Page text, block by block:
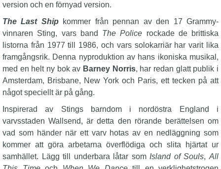
version och en förnyad version.
The Last Shipkommer från pennan av den 17 Grammy-
vinnaren Sting, vars band The Police rockade de brittiska
listorna från 1977 till 1986, och vars solokarriär har varit lika
framgångsrik. Denna nyproduktion av hans ikoniska musikal,
med en helt ny bok av Barney Norris, har redan glatt publik i
Amsterdam, Brisbane, New York och Paris, ett tecken på att
något speciellt är på gång.
Inspirerad av Stings barndom i nordöstra England i
varvsstaden Wallsend, är detta den rörande berättelsen om
vad som händer när ett varv hotas av en nedläggning som
kommer att göra arbetarna överflödiga och slita hjärtat ur
samhället. Lägg till underbara låtar som Island of Souls,All